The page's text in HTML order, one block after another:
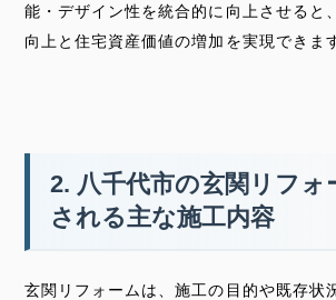
能・デザイン性を統合的に向上させると
向上と住宅資産価値の増加を実現できま
2. 八千代市の玄関リフォ
される主な施工内容
玄関リフォームは、施工の目的や既存状